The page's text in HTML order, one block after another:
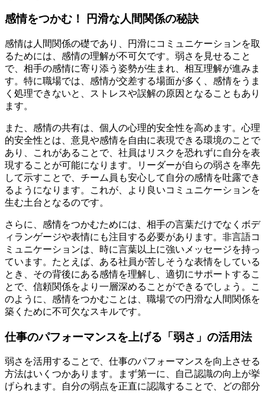
感情をつかむ！ 円滑な人間関係の秘訣
感情は人間関係の礎であり、円滑にコミュニケーションを取
るためには、感情の理解が不可欠です。弱さを見せること
で、相手の感情に寄り添う姿勢が生まれ、相互理解が進みま
す。特に職場では、感情が交差する場面が多く、感情をうま
く処理できないと、ストレスや誤解の原因となることもあり
ます。
また、感情の共有は、個人の心理的安全性を高めます。心理
的安全性とは、意見や感情を自由に表現できる環境のことで
あり、これがあることで、社員はリスクを恐れずに自分を表
現することが可能になります。リーダーが自らの弱さを率先
して示すことで、チーム員も安心して自分の感情を吐露でき
るようになります。これが、より良いコミュニケーションを
生む土台となるのです。
さらに、感情をつかむためには、相手の言葉だけでなくボデ
ィランゲージや表情にも注目する必要があります。非言語コ
ミュニケーションは、時に言葉以上に強いメッセージを持っ
ています。たとえば、ある社員が苦しそうな表情をしている
とき、その背後にある感情を理解し、適切にサポートするこ
とで、信頼関係をより一層深めることができるでしょう。こ
のように、感情をつかむことは、職場での円滑な人間関係を
築くために不可欠なスキルです。
仕事のパフォーマンスを上げる「弱さ」の活用法
弱さを活用することで、仕事のパフォーマンスを向上させる
方法はいくつかあります。まず第一に、自己認識の向上が挙
げられます。自分の弱点を正直に認識することで、どの部分